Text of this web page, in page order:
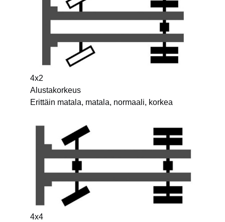
4x2
Alustakorkeus
Erittäin matala, matala, normaali, korkea
4x4